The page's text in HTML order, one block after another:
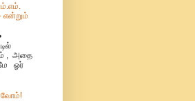
என்றும்
, அதை
ஓர்